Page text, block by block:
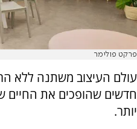
פרקט פולימר
עולם העיצוב משתנה ללא
חדשים שהופכים את החיים
יותר.